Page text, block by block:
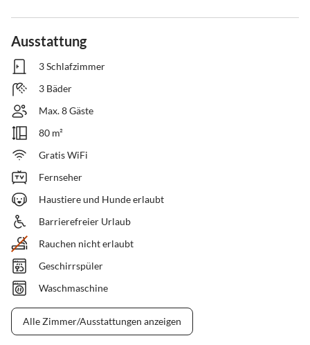
Ausstattung
3 Schlafzimmer
3 Bäder
Max. 8 Gäste
80 m²
Gratis WiFi
Fernseher
Haustiere und Hunde erlaubt
Barrierefreier Urlaub
Rauchen nicht erlaubt
Geschirrspüler
Waschmaschine
Alle Zimmer/Ausstattungen anzeigen